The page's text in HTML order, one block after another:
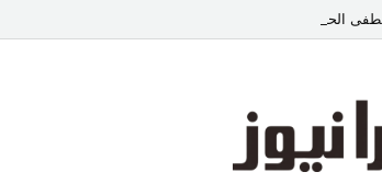
الحداد المحامى: المواجهة القانونية لخطاب الكراهية